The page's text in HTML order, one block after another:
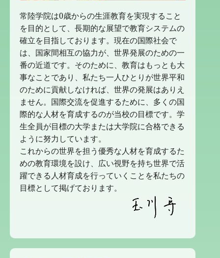
常陸学院は0歳からの生涯教育を実現すること
を目的として、長期的な展望で教育システムの
確立を目指しております。現在の国際社会で
は、国家間相互の協力が、世界発展のための一
番の近道です。そのために、教育はもっとも大
事なことであり、私たち一人ひとりが世界平和
のために貢献しなければ、世界の発展はありえ
ません。国際交流を促進するために、多くの国
際的な人材を育成するのが当校の目標です。学
生全員が目標の大学または大学院に合格できる
ように努力しています。
これからの世界を担う優秀な人材を育成するた
めの教育環境を設け、広い視野を持ち世界で活
躍できる人材育成を行っていくことを私たちの
目標として掲げております。